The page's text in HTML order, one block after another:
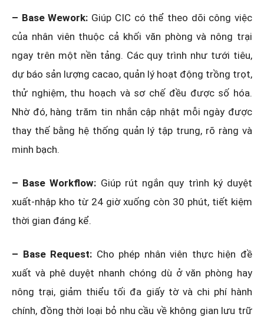
– Base Wework: Giúp CIC có thể theo dõi công việc
của nhân viên thuộc cả khối văn phòng và nông trại
ngay trên một nền tảng. Các quy trình như tưới tiêu,
dự báo sản lượng cacao, quản lý hoạt động trồng trọt,
thử nghiệm, thu hoạch và sơ chế đều được số hóa.
Nhờ đó, hàng trăm tin nhắn cập nhật mỗi ngày được
thay thế bằng hệ thống quản lý tập trung, rõ ràng và
minh bạch.
– Base Workflow: Giúp rút ngắn quy trình ký duyệt
xuất-nhập kho từ 24 giờ xuống còn 30 phút, tiết kiệm
thời gian đáng kể.
– Base Request: Cho phép nhân viên thực hiện đề
xuất và phê duyệt nhanh chóng dù ở văn phòng hay
nông trại, giảm thiểu tối đa giấy tờ và chi phí hành
chính, đồng thời loại bỏ nhu cầu về không gian lưu trữ